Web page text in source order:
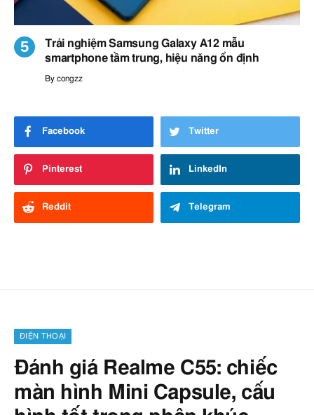
Trải nghiệm Samsung Galaxy A12 mẫu
smartphone tầm trung, hiệu năng ổn định
By congzz
Facebook Twitter
Pinterest LinkedIn
Reddit Telegram
ĐIỆN THOẠI
Đánh giá Realme C55: chiếc
màn hình Mini Capsule, cấu